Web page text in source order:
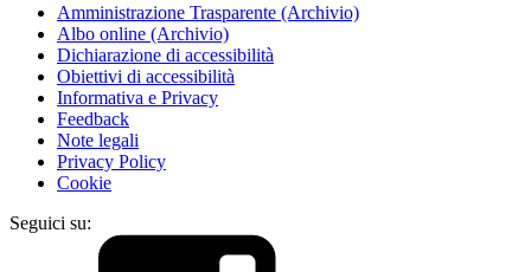
Amministrazione Trasparente (Archivio)
Albo online (Archivio)
Dichiarazione di accessibilità
Obiettivi di accessibilità
Informativa e Privacy
Feedback
Note legali
Privacy Policy
Cookie
Seguici su: